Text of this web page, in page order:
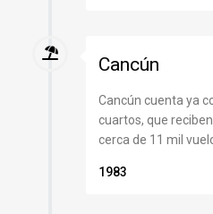
Cancún
Cancún cuenta ya
cuartos, que
cerca de 11 mil
1983